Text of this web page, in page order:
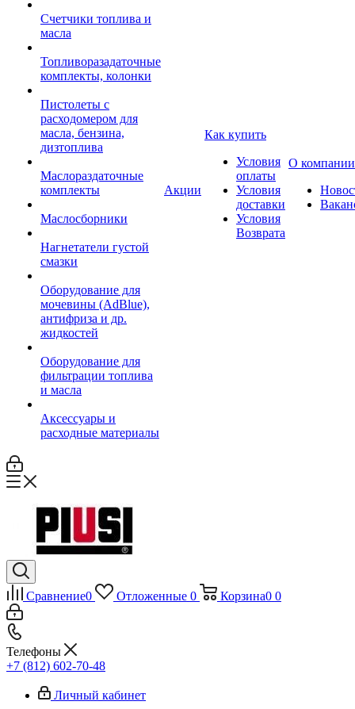
Счетчики топлива и
масла
Топливоразадаточные
комплекты, колонки
Пистолеты с
расходомером для
масла, бензина,
дизтоплива
Маслораздаточные
комплекты
Маслосборники
Нагнетатели густой
смазки
Оборудование для
мочевины (AdBlue),
антифриза и др.
жидкостей
Оборудование для
фильтрации топлива
и масла
Аксессуары и
расходные материалы
Акции
Как купить
Условия
оплаты
Условия
доставки
Условия
Возврата
О компании
Сравнение0 Отложенные 0 Корзина0 0
Телефоны
+7 (812) 602-70-48
Личный кабинет